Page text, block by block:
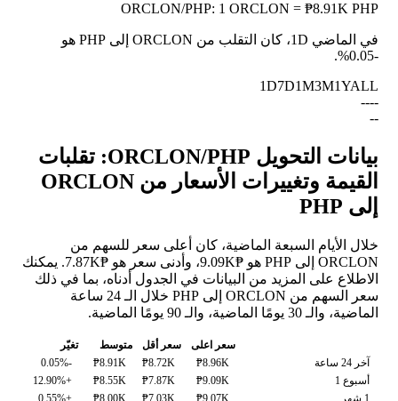
ORCLON/PHP: 1 ORCLON = ₱8.91K PHP
في الماضي 1D، كان التقلب من ORCLON إلى PHP هو
-0.05%
.
1D7D1M3M1YALL
--
--
--
بيانات التحويل ORCLON/PHP: تقلبات
القيمة وتغييرات الأسعار من ORCLON
إلى PHP
خلال الأيام السبعة الماضية، كان أعلى سعر للسهم من
ORCLON إلى PHP هو ₱9.09K، وأدنى سعر هو ₱7.87K. يمكنك
الاطلاع على المزيد من البيانات في الجدول أدناه، بما في ذلك
سعر السهم من ORCLON إلى PHP خلال الـ 24 ساعة
الماضية، والـ 30 يومًا الماضية، والـ 90 يومًا الماضية.
سعر اعلى سعر أقل متوسط
تغيّر
آخر 24 ساعة
₱8.96K
₱8.72K
₱8.91K
-0.05%
أسبوع 1
₱9.09K
₱7.87K
₱8.55K
+12.90%
1 شهر
₱9.07K
₱7.03K
₱8.00K
+0.55%